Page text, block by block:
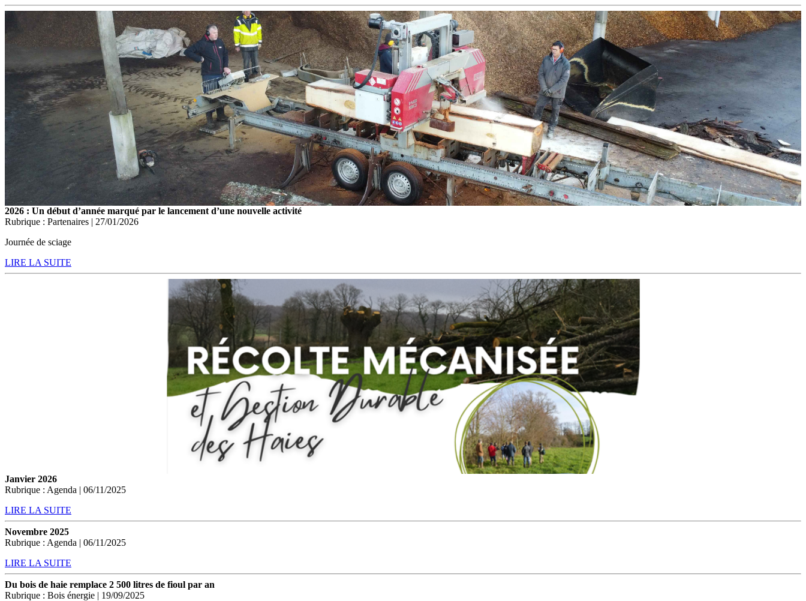
2026 : Un début d’année marqué par le lancement d’une nouvelle activité
Rubrique : Partenaires | 27/01/2026
Journée de sciage
LIRE LA SUITE
Janvier 2026
Rubrique : Agenda | 06/11/2025
LIRE LA SUITE
Novembre 2025
Rubrique : Agenda | 06/11/2025
LIRE LA SUITE
Du bois de haie remplace 2 500 litres de fioul par an
Rubrique : Bois énergie | 19/09/2025